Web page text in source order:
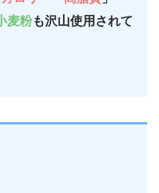
麦粉も沢山使用されて